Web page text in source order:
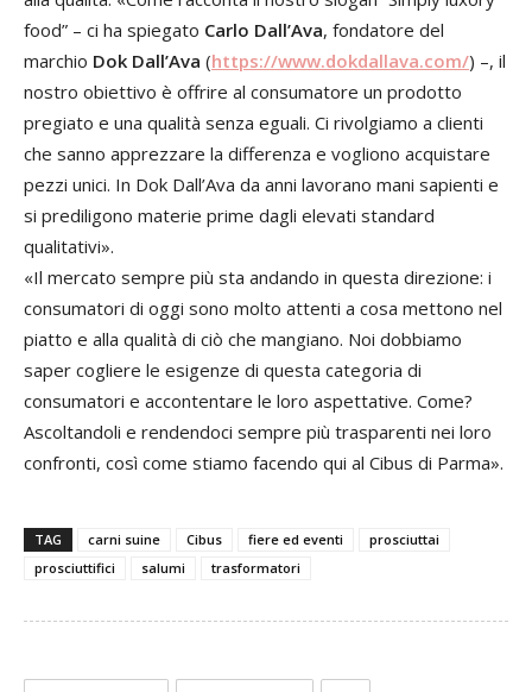
food” – ci ha spiegato Carlo Dall’Ava, fondatore del
marchio Dok Dall’Ava (https://www.dokdallava.com/) –, il
nostro obiettivo è offrire al consumatore un prodotto
pregiato e una qualità senza eguali. Ci rivolgiamo a clienti
che sanno apprezzare la differenza e vogliono acquistare
pezzi unici. In Dok Dall’Ava da anni lavorano mani sapienti e
si prediligono materie prime dagli elevati standard
qualitativi».
«Il mercato sempre più sta andando in questa direzione: i
consumatori di oggi sono molto attenti a cosa mettono nel
piatto e alla qualità di ciò che mangiano. Noi dobbiamo
saper cogliere le esigenze di questa categoria di
consumatori e accontentare le loro aspettative. Come?
Ascoltandoli e rendendoci sempre più trasparenti nei loro
confronti, così come stiamo facendo qui al Cibus di Parma».
TAG carni suine Cibus fiere ed eventi
prosciuttai
prosciuttifici
salumi trasformatori